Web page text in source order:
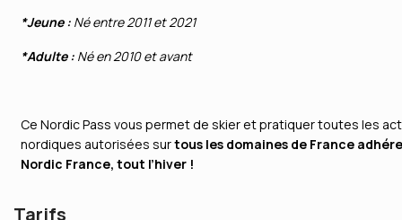
*Jeune : Né entre 2011 et 2021
*Adulte : Né en 2010 et avant
Ce Nordic Pass vous permet de skier et pratiquer toutes les
nordiques autorisées surtous les domaines de France
Nordic France, tout l’hiver !
Tarifs